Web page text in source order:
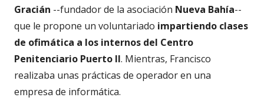
Gracián --fundador de la asociación Nueva Bahía--
que le propone un voluntariado impartiendo clases
de ofimática a los internos del Centro
Penitenciario Puerto II. Mientras, Francisco
realizaba unas prácticas de operador en una
empresa de informática.